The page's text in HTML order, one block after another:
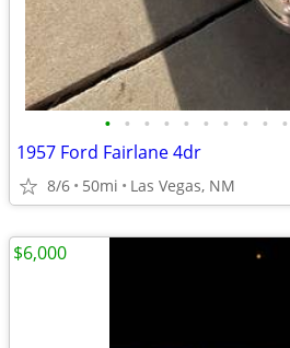
• • • • • • • • • •
1957 Ford Fairlane 4dr
8/6 50mi Las Vegas, NM
$6,000